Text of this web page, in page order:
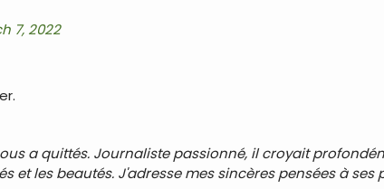
7, 2022
a quittés. Journaliste passionné, il croyait
et les beautés. J'adresse mes sincères pensées à